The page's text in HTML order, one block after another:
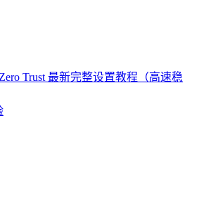
Trust 最新完整设置教程（高速稳